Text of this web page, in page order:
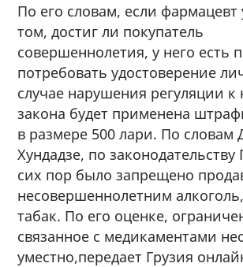
По его словам, если фармацевт
том, достиг ли покупатель
совершеннолетия, у него есть
потребовать удостоверение
случае нарушения регуляции
закона будет применена
в размере 500 лари. По словам
Хундадзе, по законодательству
сих пор было запрещено
несовершеннолетним
табак. По его оценке,
связанное с медикаментами
уместно,передает Грузия